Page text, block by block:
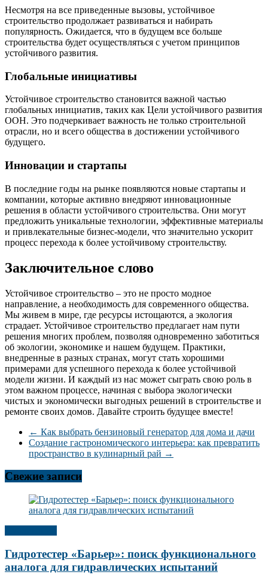
Несмотря на все приведенные вызовы, устойчивое
строительство продолжает развиваться и набирать
популярность. Ожидается, что в будущем все больше
строительства будет осуществляться с учетом принципов
устойчивого развития.
Глобальные инициативы
Устойчивое строительство становится важной частью
глобальных инициатив, таких как Цели устойчивого развития
ООН. Это подчеркивает важность не только строительной
отрасли, но и всего общества в достижении устойчивого
будущего.
Инновации и стартапы
В последние годы на рынке появляются новые стартапы и
компании, которые активно внедряют инновационные
решения в области устойчивого строительства. Они могут
предложить уникальные технологии, эффективные материалы
и привлекательные бизнес-модели, что значительно ускорит
процесс перехода к более устойчивому строительству.
Заключительное слово
Устойчивое строительство – это не просто модное
направление, а необходимость для современного общества.
Мы живем в мире, где ресурсы истощаются, а экология
страдает. Устойчивое строительство предлагает нам пути
решения многих проблем, позволяя одновременно заботиться
об экологии, экономике и нашем будущем. Практики,
внедренные в разных странах, могут стать хорошими
примерами для успешного перехода к более устойчивой
модели жизни. И каждый из нас может сыграть свою роль в
этом важном процессе, начиная с выбора экологически
чистых и экономически выгодных решений в строительстве и
ремонте своих домов. Давайте строить будущее вместе!
← Как выбрать бензиновый генератор для дома и дачи
Создание гастрономического интерьера: как превратить
пространство в кулинарный рай →
Свежие записи
Гидротестер «Барьер»: поиск функционального
аналога для гидравлических испытаний